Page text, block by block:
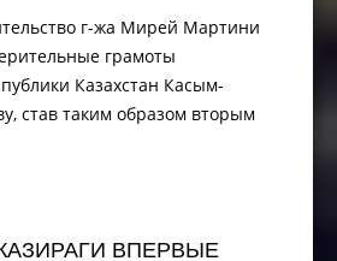
г-жа Мирей Мартини
грамоты
Казахстан Касым-
став таким образом вторым
ВПЕРВЫЕ